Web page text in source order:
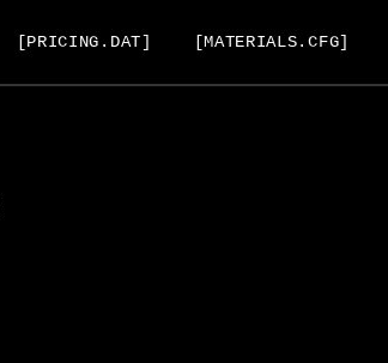
[PRICING.DAT] [MATERIALS.CFG]